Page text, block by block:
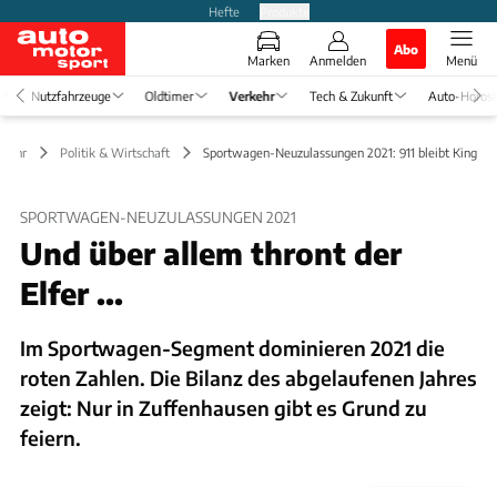
Hefte
Marken Anmelden
Abo
Menü
Nutzfahrzeuge Oldtimer Verkehr Tech & Zukunft Auto-
Politik & Wirtschaft Sportwagen-Neuzulassungen 2021: 911 bleibt King
SPORTWAGEN-NEUZULASSUNGEN 2021
Und über allem thront der
Elfer ...
Im Sportwagen-Segment dominieren 2021 die
roten Zahlen. Die Bilanz des abgelaufenen Jahres
zeigt: Nur in Zuffenhausen gibt es Grund zu
feiern.